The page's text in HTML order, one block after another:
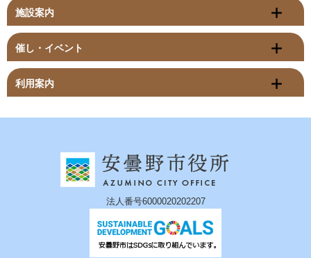
施設案内
催し・イベント
利用案内
法人番号6000020202207